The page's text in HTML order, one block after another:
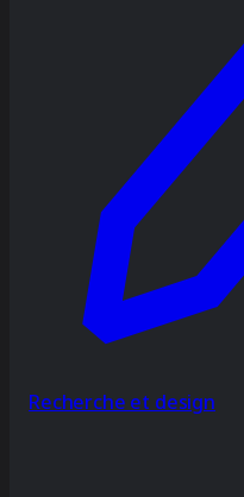
Recherche et design